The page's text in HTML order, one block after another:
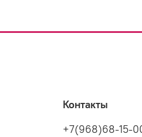
Контакты
+7(968)68-15-